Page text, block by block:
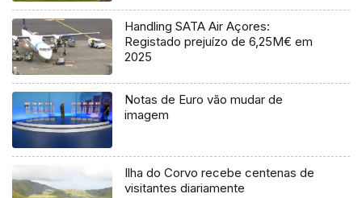
Handling SATA Air Açores:
Registado prejuízo de 6,25M€ em
2025
Notas de Euro vão mudar de
imagem
Ilha do Corvo recebe centenas de
visitantes diariamente